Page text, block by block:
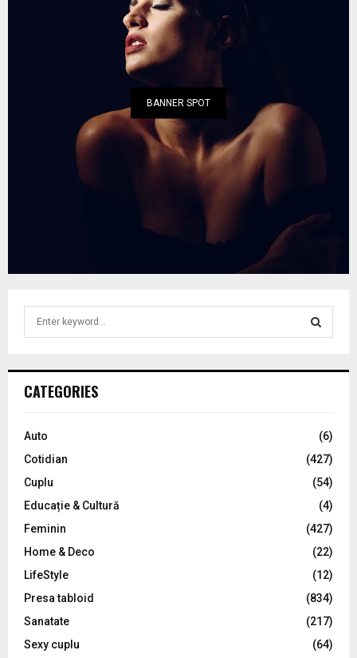
BANNER SPOT
h
o
:
C
CATEGORIES
Auto
(6)
Cotidian
(427)
Cuplu
(54)
Educație & Cultură
(4)
Feminin
(427)
Home & Deco
(22)
LifeStyle
(12)
Presa tabloid
(834)
Sanatate
(217)
Sexy cuplu
(64)